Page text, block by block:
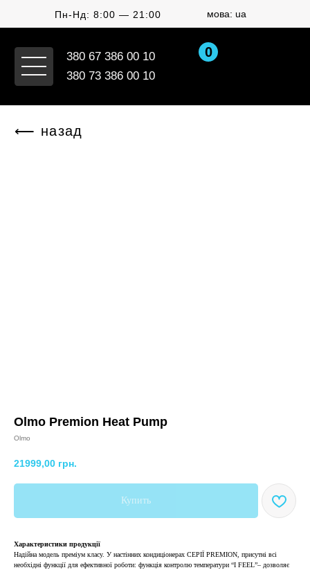
Пн-Нд: 8:00 — 21:00 мова: ua
380 73 386 00 10
Olmo Premion Heat Pump
Olmo
21999,00 грн.
Купить
Характеристики продукції
Надійна модель преміум класу. У настінних кондиціонерах СЕРІЇ PREMION, присутні всі
необхідні функції для ефективної роботи: функція контролю температури “I FEEL”– дозволяє